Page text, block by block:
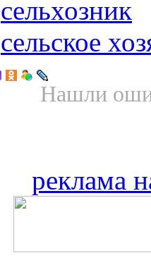
сельхозник
сельское
Нашли
реклама